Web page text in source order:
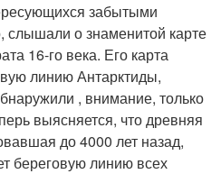
забытыми
слышали о знаменитой карте
16-го века. Его карта
линию Антарктиды,
, внимание, только
выясняется, что древняя
до 4000 лет назад,
береговую линию всех